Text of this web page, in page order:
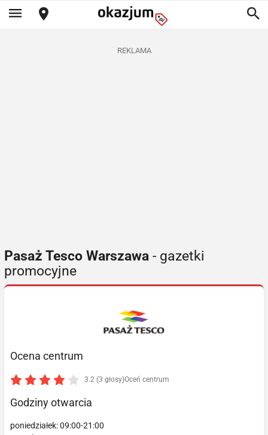
REKLAMA
Pasaż Tesco Warszawa - gazetki
promocyjne
Ocena centrum
3.2 (3 głosy)Oceń centrum
Godziny otwarcia
poniedziałek: 09:00-21:00